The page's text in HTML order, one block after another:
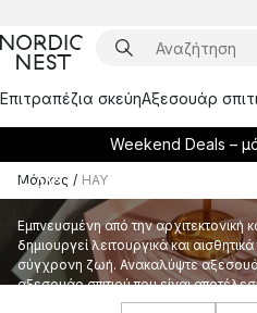
Επιτραπέζια σκεύηΑξεσουάρ
Weekend Deals –
Μάρκες / HAY
HAY
Εμπνευσμένη από την αρχιτεκτονική
δημιουργεί λειτουργικά και
σύγχρονη ζωή. Ανακαλύψτε
αξεσουάρ σπιτιού που είναι
σχεδιαστές, καθώς και νεές